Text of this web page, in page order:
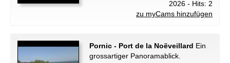
2026 - Hits: 2
zu myCams hinzufügen
Pornic - Port de la Noëveillard Ein
grossartiger Panoramablick.